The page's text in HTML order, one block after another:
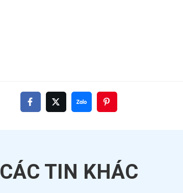
CÁC TIN KHÁC